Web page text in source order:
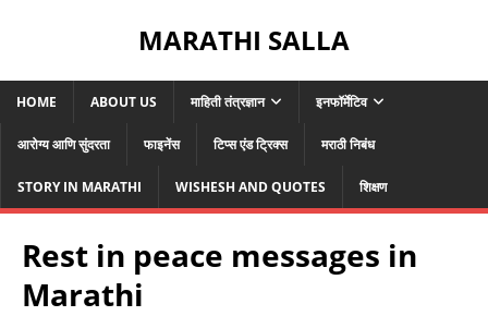
MARATHI SALLA
HOME ABOUT US माहिती तंत्रज्ञान इनफॉर्मेटिव
आरोग्य आणि सुंदरता फाइनेंस टिप्स एंड ट्रिक्स मराठी निबंध
STORY IN MARATHI WISHESH AND QUOTES शिक्षण
Rest in peace messages in
Marathi